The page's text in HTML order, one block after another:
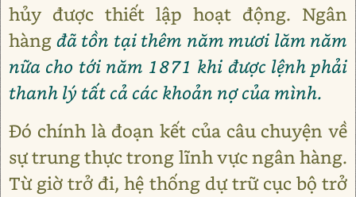
hủy được thiết lập hoạt động. Ngân
hàng đã tồn tại thêm năm mươi lăm năm
nữa cho tới năm 1871 khi được lệnh phải
thanh lý tất cả các khoản nợ của mình.
Đó chính là đoạn kết của câu chuyện về
sự trung thực trong lĩnh vực ngân hàng.
Từ giờ trở đi, hệ thống dự trữ cục bộ trở